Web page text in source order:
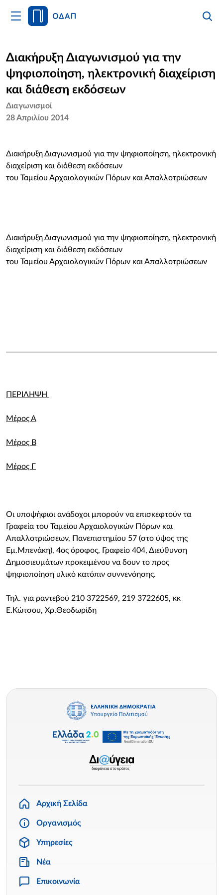
Άνοιγμα
Κυρίως
Αρχική
Οργανισμός
Υπηρεσίες
Επικοινωνία
Διακήρυξη Διαγωνισμού για την
ψηφιοποίηση, ηλεκτρονική διαχείριση
και διάθεση εκδόσεων
Διαγωνισμοί
28 Απριλίου 2014
Διακήρυξη Διαγωνισμού για την ψηφιοποίηση, ηλεκτρονική
διαχείριση και διάθεση εκδόσεων
του Ταμείου Αρχαιολογικών Πόρων και Απαλλοτριώσεων
Διακήρυξη Διαγωνισμού για την ψηφιοποίηση, ηλεκτρονική
διαχείριση και διάθεση εκδόσεων
του Ταμείου Αρχαιολογικών Πόρων και Απαλλοτριώσεων
ΠΕΡΙΛΗΨΗ
Μέρος Α
Μέρος Β
Μέρος Γ
Οι υποψήφιοι ανάδοχοι μπορούν να επισκεφτούν τα
Γραφεία του Ταμείου Αρχαιολογικών Πόρων και
Απαλλοτριώσεων, Πανεπιστημίου 57 (στο ύψος της
Εμ.Μπενάκη), 4ος όροφος, Γραφείο 404, Διεύθυνση
Δημοσιευμάτων προκειμένου να δουν το προς
ψηφιοποίηση υλικό κατόπιν συννενόησης.
Τηλ. για ραντεβού 210 3722569, 219 3722605, κκ
Ε.Κώτσου, Χρ.Θεοδωρίδη
Αρχική Σελίδα
Οργανισμός
Υπηρεσίες
Νέα
Επικοινωνία